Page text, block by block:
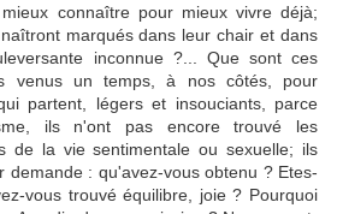
connaître pour mieux vivre déjà;
marqués dans leur chair et dans
inconnue ?... Que sont ces
venus un temps, à nos côtés, pour
partent, légers et insouciants, parce
ils n'ont pas encore trouvé les
de la vie sentimentale ou sexuelle; ils
demande : qu'avez-vous obtenu ? Etes-
vous trouvé équilibre, joie ? Pourquoi